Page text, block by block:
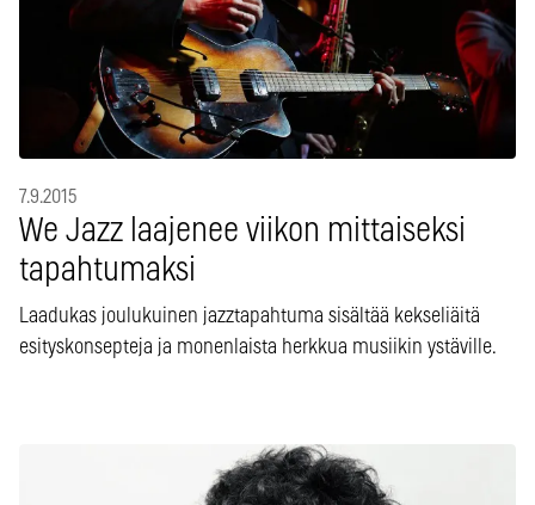
7.9.2015
We Jazz laajenee viikon mittaiseksi
tapahtumaksi
Laadukas joulukuinen jazztapahtuma sisältää kekseliäitä
esityskonsepteja ja monenlaista herkkua musiikin ystäville.